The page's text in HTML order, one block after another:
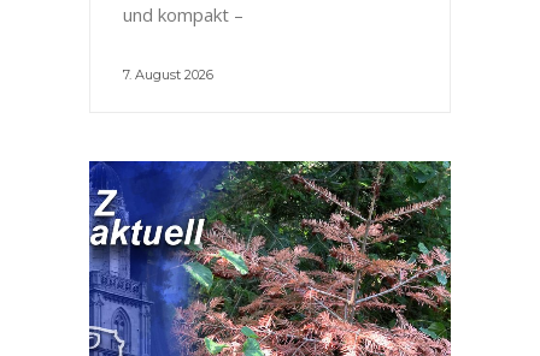
und kompakt –
7. August 2026